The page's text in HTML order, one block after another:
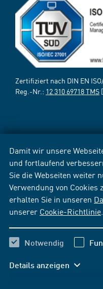
Damit wir unsere
und fortlaufend
Sie die Webseiten weiter
Verwendung von Cookies
erhalten Sie in unseren
unserer Cookie-Richtlinie
Notwendig
Details anzeigen
Zertifiziert nach DIN EN
Reg.-Nr.: 12 310 69718 TMS